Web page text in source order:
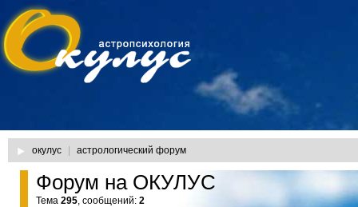
окулус астрологический форум
Форум на ОКУЛУС
Тема 295, сообщений: 2